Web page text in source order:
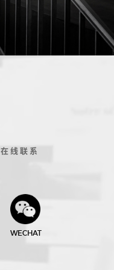
在线联系
WECHAT